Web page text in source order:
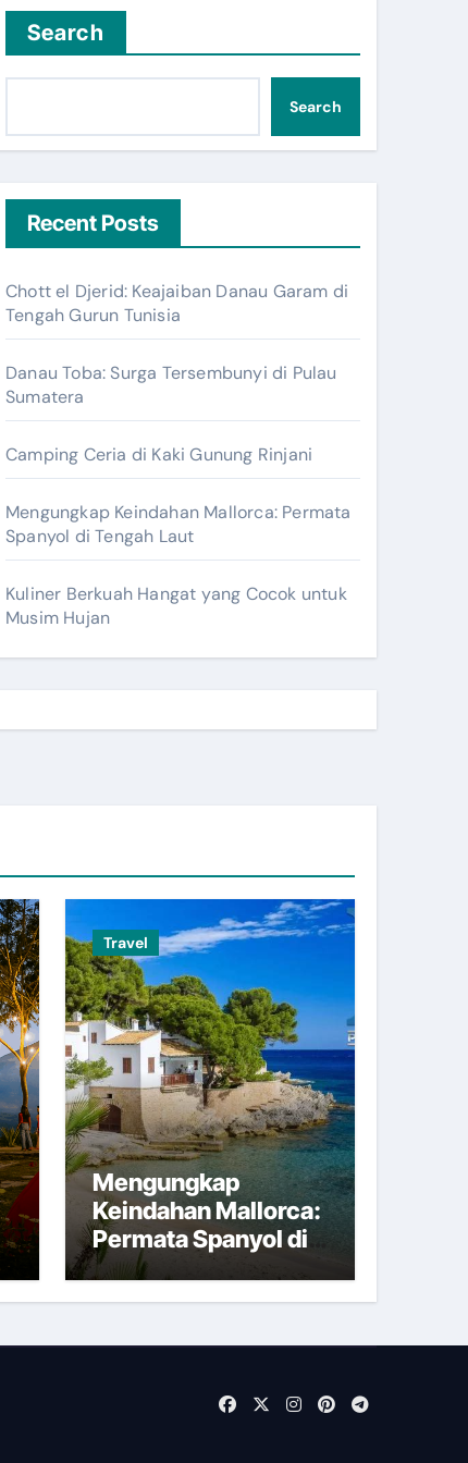
Search
Search
Recent Posts
Chott el Djerid: Keajaiban Danau Garam di
Tengah Gurun Tunisia
Danau Toba: Surga Tersembunyi di Pulau
Sumatera
Camping Ceria di Kaki Gunung Rinjani
Mengungkap Keindahan Mallorca: Permata
Spanyol di Tengah Laut
Kuliner Berkuah Hangat yang Cocok untuk
Musim Hujan
Travel
Mengungkap
Keindahan Mallorca:
Permata Spanyol di
Tengah Laut